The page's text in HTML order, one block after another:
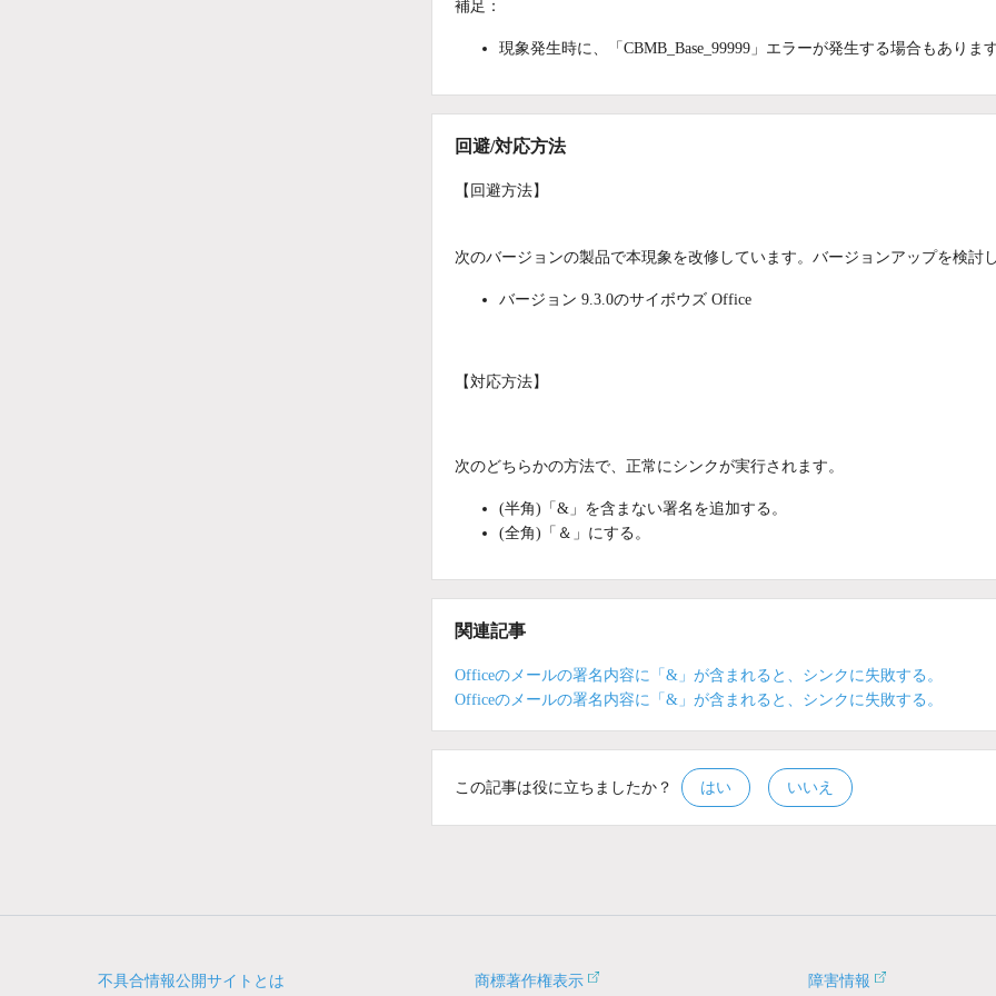
補足：
現象発生時に、「CBMB_Base_99999」エラーが発生する場合もあります
回避/対応方法
【回避方法】
次のバージョンの製品で本現象を改修しています。バージョンアップを検討
バージョン 9.3.0のサイボウズ Office
【対応方法】
次のどちらかの方法で、正常にシンクが実行されます。
(半角)「&」を含まない署名を追加する。
(全角)「＆」にする。
関連記事
Officeのメールの署名内容に「&」が含まれると、シンクに失敗する。
Officeのメールの署名内容に「&」が含まれると、シンクに失敗する。
この記事は役に立ちましたか？ はい いいえ
不具合情報公開サイトとは 商標著作権表示 障害情報